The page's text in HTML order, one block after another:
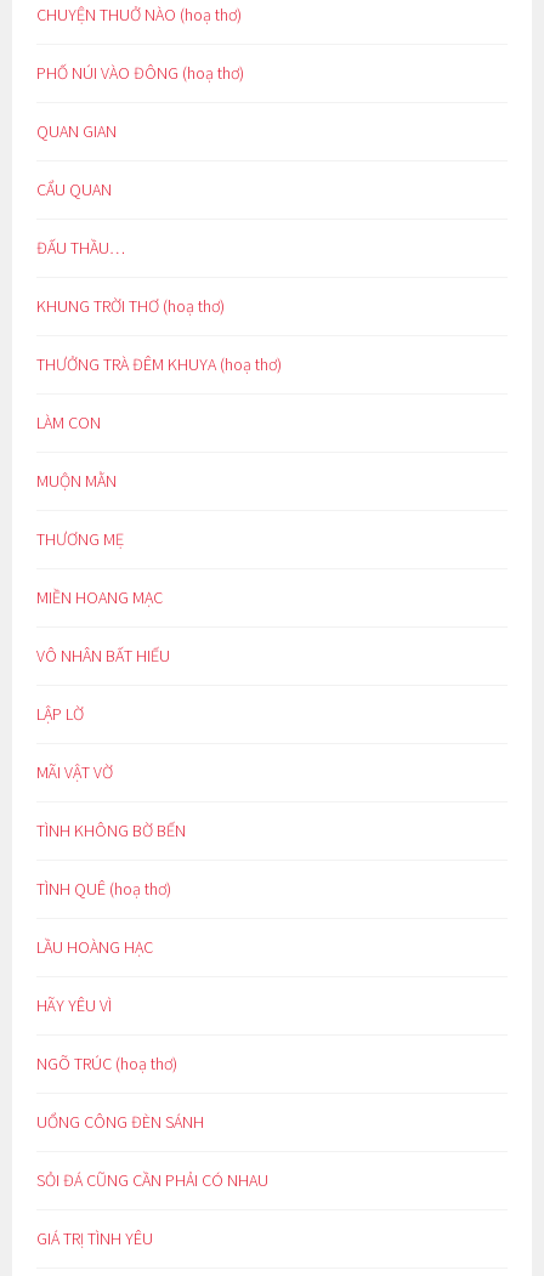
CHUYỆN THUỞ NÀO (hoạ thơ)
PHỐ NÚI VÀO ĐÔNG (hoạ thơ)
QUAN GIAN
CẨU QUAN
ĐẤU THẦU…
KHUNG TRỜI THƠ (hoạ thơ)
THƯỞNG TRÀ ĐÊM KHUYA (hoạ thơ)
LÀM CON
MUỘN MẰN
THƯƠNG MẸ
MIỀN HOANG MẠC
VÔ NHÂN BẤT HIẾU
LẬP LỜ
MÃI VẬT VỜ
TÌNH KHÔNG BỜ BẾN
TÌNH QUÊ (hoạ thơ)
LẦU HOÀNG HẠC
HÃY YÊU VÌ
NGÕ TRÚC (hoạ thơ)
UỔNG CÔNG ĐÈN SÁNH
SỎI ĐÁ CŨNG CẦN PHẢI CÓ NHAU
GIÁ TRỊ TÌNH YÊU